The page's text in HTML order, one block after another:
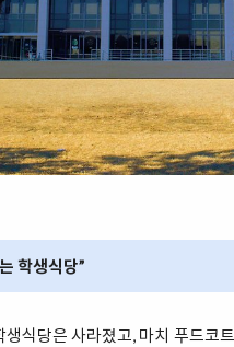
학생식당”
식당은 사라졌고, 마치 푸드코